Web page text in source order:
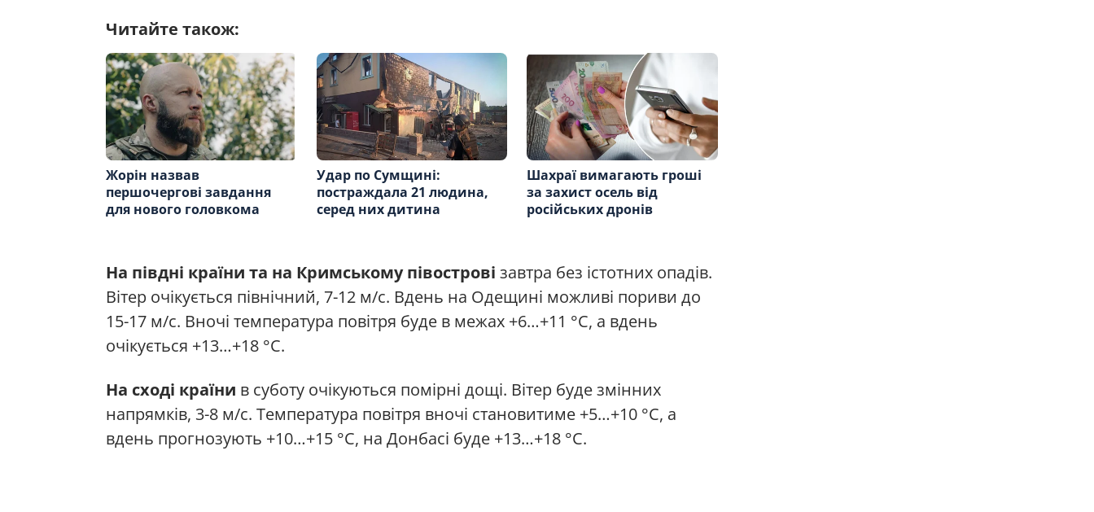
Читайте також:
Жорін назвав
першочергові завдання
для нового головкома
Удар по Сумщині:
постраждала 21 людина,
серед них дитина
Шахраї вимагають гроші
за захист осель від
російських дронів
На півдні країни та на Кримському півострові завтра без істотних опадів.
Вітер очікується північний, 7-12 м/с. Вдень на Одещині можливі пориви до
15-17 м/с. Вночі температура повітря буде в межах +6…+11 °С, а вдень
очікується +13…+18 °С.
На сході країни в суботу очікуються помірні дощі. Вітер буде змінних
напрямків, 3-8 м/с. Температура повітря вночі становитиме +5…+10 °С, а
вдень прогнозують +10…+15 °С, на Донбасі буде +13…+18 °С.